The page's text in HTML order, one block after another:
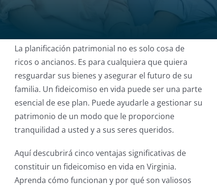
La planificación patrimonial no es solo cosa de
ricos o ancianos. Es para cualquiera que quiera
resguardar sus bienes y asegurar el futuro de su
familia. Un fideicomiso en vida puede ser una parte
esencial de ese plan. Puede ayudarle a gestionar su
patrimonio de un modo que le proporcione
tranquilidad a usted y a sus seres queridos.
Aquí descubrirá cinco ventajas significativas de
constituir un fideicomiso en vida en Virginia.
Aprenda cómo funcionan y por qué son valiosos